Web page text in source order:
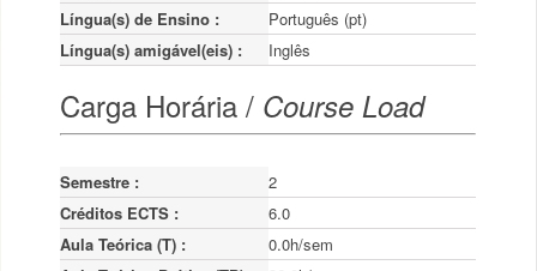
Língua(s) de Ensino :
Português (pt)
Língua(s) amigável(eis) :
Inglês
Carga Horária / Course Load
Semestre :
2
Créditos ECTS :
6.0
Aula Teórica (T) :
0.0h/sem